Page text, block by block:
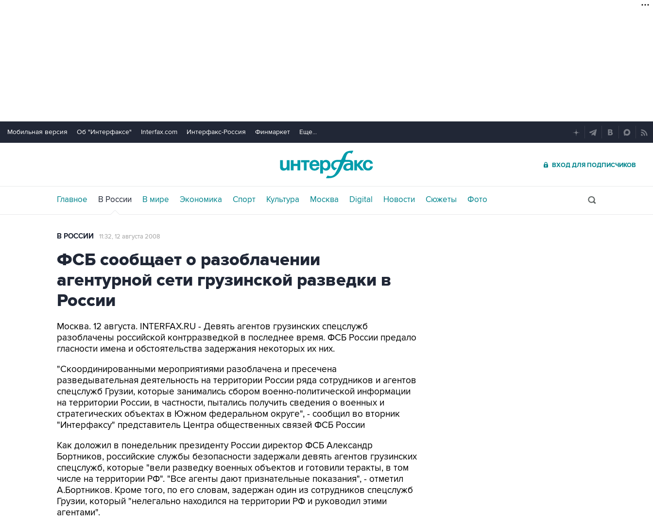
Мобильная версия Об "Интерфаксе" Interfax.com Интерфакс-Россия Финмаркет Еще...
ВХОД ДЛЯ ПОДПИСЧИКОВ
Главное В России В мире Экономика Спорт Культура Москва Digital Новости Сюжеты Фото
В РОССИИ 11:32, 12 августа 2008
ФСБ сообщает о разоблачении
агентурной сети грузинской разведки в
России
Москва. 12 августа. INTERFAX.RU - Девять агентов грузинских спецслужб
разоблачены российской контрразведкой в последнее время. ФСБ России предало
гласности имена и обстоятельства задержания некоторых их них.
"Скоординированными мероприятиями разоблачена и пресечена
разведывательная деятельность на территории России ряда сотрудников и агентов
спецслужб Грузии, которые занимались сбором военно-политической информации
на территории России, в частности, пытались получить сведения о военных и
стратегических объектах в Южном федеральном округе", - сообщил во вторник
"Интерфаксу" представитель Центра общественных связей ФСБ России
Как доложил в понедельник президенту России директор ФСБ Александр
Бортников, российские службы безопасности задержали девять агентов грузинских
спецслужб, которые "вели разведку военных объектов и готовили теракты, в том
числе на территории РФ". "Все агенты дают признательные показания", - отметил
А.Бортников. Кроме того, по его словам, задержан один из сотрудников спецслужб
Грузии, который "нелегально находился на территории РФ и руководил этими
агентами".